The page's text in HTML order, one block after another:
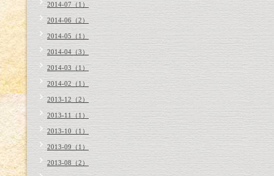
2014-07（1）
2014-06（2）
2014-05（1）
2014-04（3）
2014-03（1）
2014-02（1）
2013-12（2）
2013-11（1）
2013-10（1）
2013-09（1）
2013-08（2）